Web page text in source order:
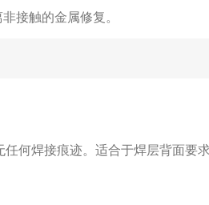
接触的金属修复。
何焊接痕迹。适合于焊层背面要